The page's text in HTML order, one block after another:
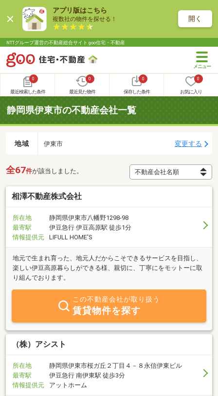
アプリ版はこちら
複数社の物件を探せる！ 開く
NTTグループ運営の不動産総合サイト goo住宅・不動産
0
最近検索した条件
0
最近見た物件
0
保存した条件
0
お気に入り
静岡県伊東市の不動産会社一覧
地域 伊東市 変更する
全67件が該当しました。
相澤不動産株式会社
所在地
静岡県伊東市八幡野1298-98
最寄駅
伊豆急行 伊豆高原駅 徒歩1分
情報提供元
LIFULL HOME'S
地元で生まれ育った、地元人だからこそできるサービスを目指し、
楽しい伊豆高原暮らしができる様、親切に、丁寧にをモットーに取
り組んでおります。
この不動産会社が取り扱う
賃貸物件を探す
（株）アシスト
所在地
静岡県伊東市桜ガ丘２丁目４－８永信伊東ビル
最寄駅
伊豆急行 南伊東駅 徒歩3分
情報提供元
アットホーム